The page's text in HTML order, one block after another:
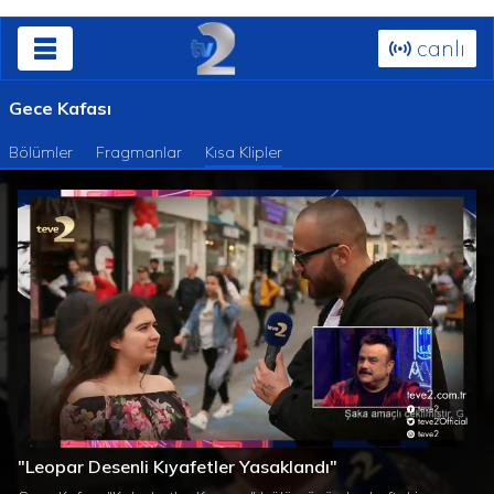
canlı
Gece Kafası
Bölümler Fragmanlar Kısa Klipler
Süre / Toplam
Süre
Yüklendi:
0%
Yükleniyor
0%
"Leopar Desenli Kıyafetler Yasaklandı"